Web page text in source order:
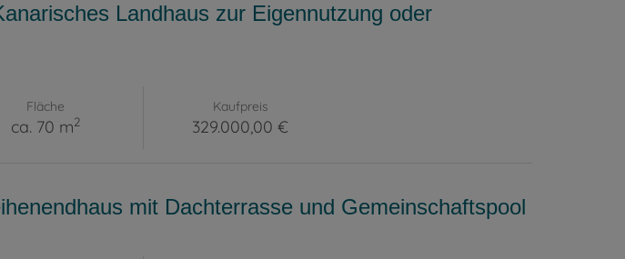
Landhaus zur Eigennutzung oder
Fläche
ca. 70 m2
Kaufpreis
329.000,00 €
mit Dachterrasse und Gemeinschaftspool